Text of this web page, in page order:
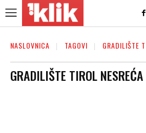
NASLOVNICA TAGOVI GRADILIŠTE
GRADILIŠTE TIROL NESREĆA